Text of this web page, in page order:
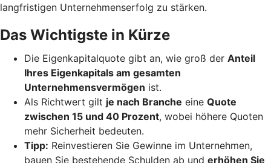
langfristigen Unternehmenserfolg zu stärken.
Das Wichtigste in Kürze
Die Eigenkapitalquote gibt an, wie groß der Anteil
Ihres Eigenkapitals am gesamten
Unternehmensvermögen ist.
Als Richtwert gilt je nach Branche eine Quote
zwischen 15 und 40 Prozent, wobei höhere Quoten
mehr Sicherheit bedeuten.
Tipp: Reinvestieren Sie Gewinne im Unternehmen,
bauen Sie bestehende Schulden ab und erhöhen Sie